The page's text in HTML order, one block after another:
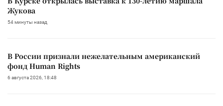
Жукова
54 минуты назад
В России признали нежелательным американский
фонд Human Rights
6 августа 2026, 18:48